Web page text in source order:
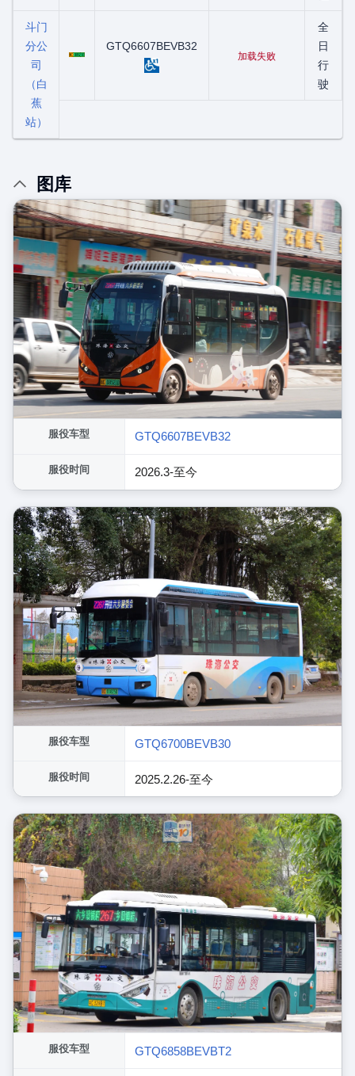
斗门
分公
司
（白
蕉
站）
粤C08521D
GTQ6607BEVB32
加载失败
全
日
行
驶
图库
服役车型 GTQ6607BEVB32
服役时间 2026.3-至今
服役车型 GTQ6700BEVB30
服役时间 2025.2.26-至今
服役车型 GTQ6858BEVBT2